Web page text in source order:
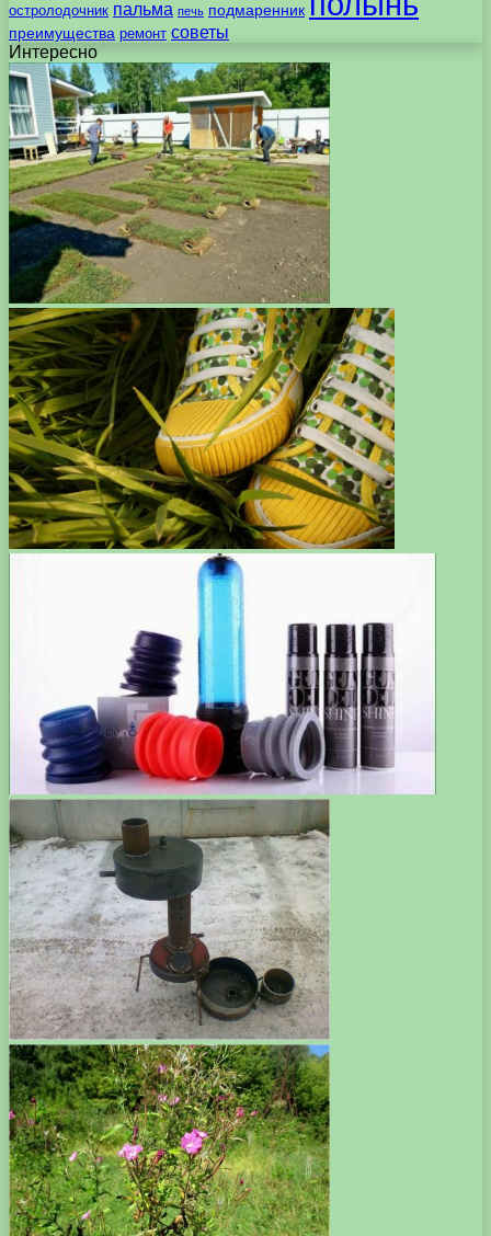
остролодочник пальма печь подмаренник
преимущества ремонт советы
Интересно